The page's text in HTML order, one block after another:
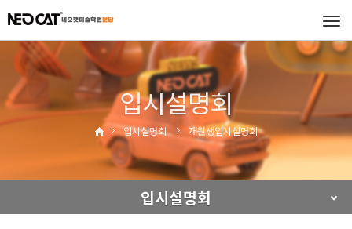
입시설명회
입시설명회 재원생입시설명회
입시설명회